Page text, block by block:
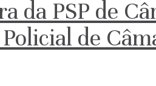
da PSP de
de